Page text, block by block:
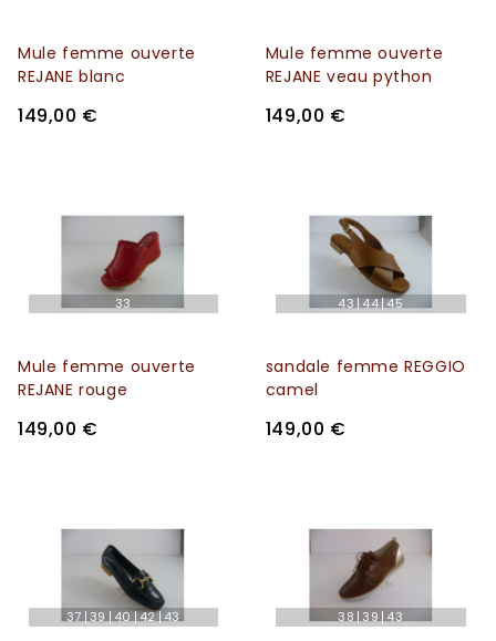
Mule femme ouverte
REJANE blanc
149,00 €
Mule femme ouverte
REJANE veau python
149,00 €
33
Mule femme ouverte
REJANE rouge
149,00 €
43 44 45
sandale femme REGGIO
camel
149,00 €
37 39 40 42 43 38 39 43